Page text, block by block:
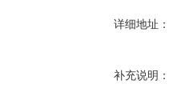
详细地址：
补充说明：